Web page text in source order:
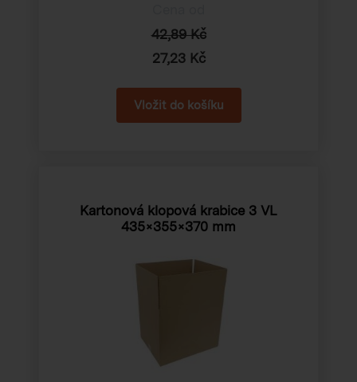
42,89 Kč
27,23 Kč
Kartonová klopová krabice 3 VL
435×355×370 mm